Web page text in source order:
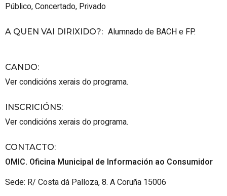
Público,Concertado, Privado
A QUEN VAI DIRIXIDO?: Alumnado de BACH e FP.
CANDO:
Ver condicións xerais do programa.
INSCRICIÓNS:
Ver condicións xerais do programa.
CONTACTO:
OMIC. Oficina Municipal de Información ao Consumidor
Sede: R/ Costa dá Palloza, 8. A Coruña 15006